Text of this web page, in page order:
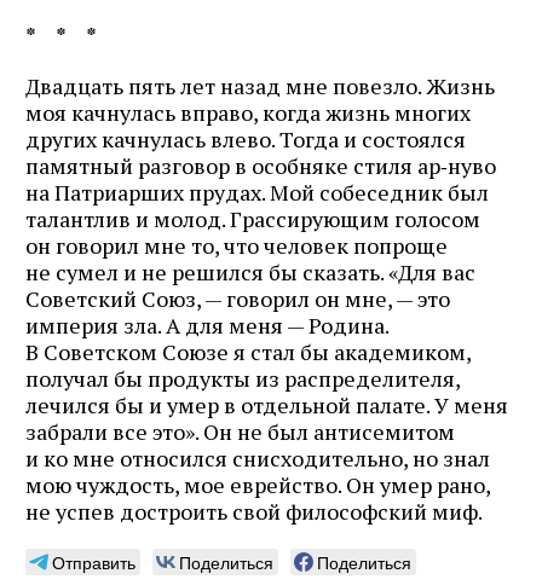
* * *
Двадцать пять лет назад мне повезло. Жизнь
моя качнулась вправо, когда жизнь многих
других качнулась влево. Тогда и состоялся
памятный разговор в особняке стиля ар‑нуво
на Патриарших прудах. Мой собеседник был
талантлив и молод. Грассирующим голосом
он говорил мне то, что человек попроще
не сумел и не решился бы сказать. «Для вас
Советский Союз, — говорил он мне, — это
империя зла. А для меня — Родина.
В Советском Союзе я стал бы академиком,
получал бы продукты из распределителя,
лечился бы и умер в отдельной палате. У меня
забрали все это». Он не был антисемитом
и ко мне относился снисходительно, но знал
мою чуждость, мое еврейство. Он умер рано,
не успев достроить свой философский миф.
Отправить Поделиться Поделиться